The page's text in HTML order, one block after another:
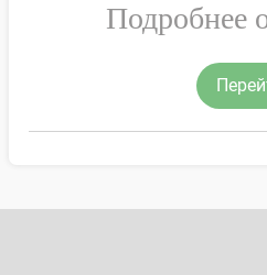
Подробнее